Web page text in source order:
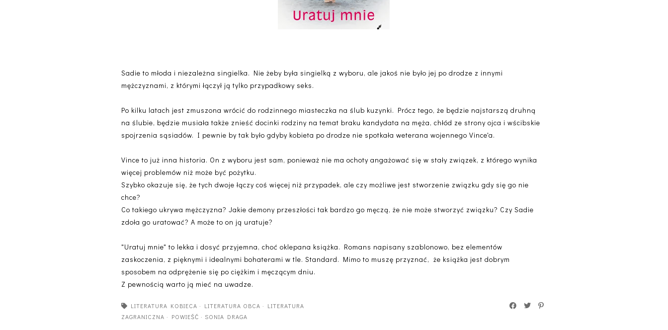
Sadie to młoda i niezależna singielka. Nie żeby była singielką z wyboru, ale jakoś nie było jej po drodze z innymi
mężczyznami, z którymi łączył ją tylko przypadkowy seks.
Po kilku latach jest zmuszona wrócić do rodzinnego miasteczka na ślub kuzynki. Prócz tego, że będzie najstarszą druhną
na ślubie, będzie musiała także znieść docinki rodziny na temat braku kandydata na męża, chłód ze strony ojca i wścibskie
spojrzenia sąsiadów. I pewnie by tak było gdyby kobieta po drodze nie spotkała weterana wojennego Vince'a.
Vince to już inna historia. On z wyboru jest sam, ponieważ nie ma ochoty angażować się w stały związek, z którego wynika
więcej problemów niż może być pożytku.
Szybko okazuje się, że tych dwoje łączy coś więcej niż przypadek, ale czy możliwe jest stworzenie związku gdy się go nie
chce?
Co takiego ukrywa mężczyzna? Jakie demony przeszłości tak bardzo go męczą, że nie może stworzyć związku? Czy Sadie
zdoła go uratować? A może to on ją uratuje?
"Uratuj mnie" to lekka i dosyć przyjemna, choć oklepana książka. Romans napisany szablonowo, bez elementów
zaskoczenia, z pięknymi i idealnymi bohaterami w tle. Standard. Mimo to muszę przyznać, że książka jest dobrym
sposobem na odprężenie się po ciężkim i męczącym dniu.
Z pewnością warto ją mieć na uwadze.
LITERATURA KOBIECA · LITERATURA OBCA · LITERATURA
ZAGRANICZNA · POWIEŚĆ · SONIA DRAGA